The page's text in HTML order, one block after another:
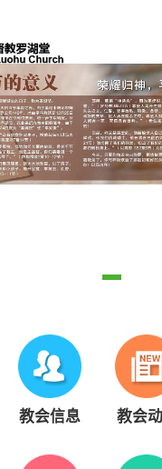
教会信息 教会